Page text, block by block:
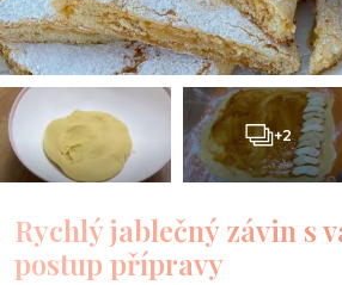
+2
Rychlý jablečný závin s
postup přípravy